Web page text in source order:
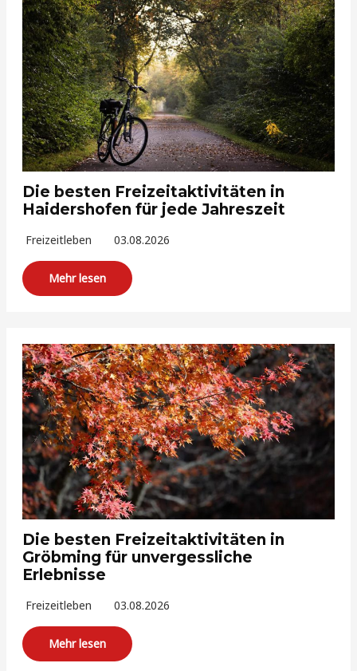
Die besten Freizeitaktivitäten in
Haidershofen für jede Jahreszeit
Freizeitleben 03.08.2026
Mehr lesen
Die besten Freizeitaktivitäten in
Gröbming für unvergessliche
Erlebnisse
Freizeitleben 03.08.2026
Mehr lesen